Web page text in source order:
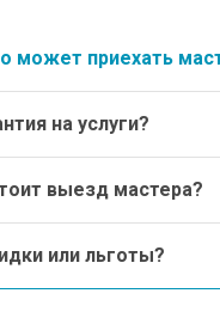
может приехать
на услуги?
выезд мастера?
или льготы?